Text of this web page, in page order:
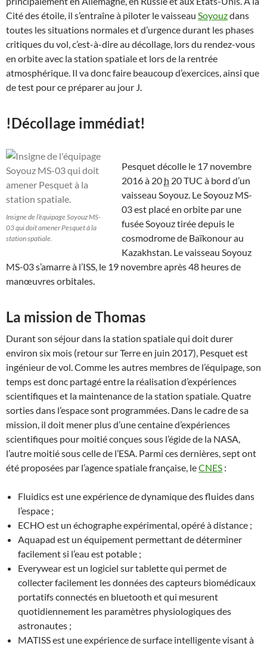
Cité des étoile, il s’entraîne à piloter le vaisseau Soyouzdans
toutes les situations normales et d’urgence durant les phases
critiques du vol, c’est-à-dire au décollage, lors du rendez-vous
en orbite avec la station spatiale et lors de la rentrée
atmosphérique. Il va donc faire beaucoup d’exercices, ainsi que
de test pour ce préparer au jour J.
!Décollage immédiat!
Insigne de l’équipage Soyouz MS-
03 qui doit amener Pesquet à la
station spatiale.
Pesquet décolle le 17 novembre
2016 à 20 h 20TUC à bord d’un
vaisseau Soyouz. Le Soyouz MS-
03 est placé en orbite par une
fusée Soyouz tirée depuis le
cosmodrome de Baïkonour au
Kazakhstan. Le vaisseau Soyouz
MS-03 s’amarre à l’ISS, le 19 novembre après48 heuresde
manœuvres orbitales.
La mission de Thomas
Durant son séjour dans la station spatiale qui doit durer
environ six mois (retour sur Terre en juin 2017), Pesquet est
ingénieur de vol. Comme les autres membres de l’équipage, son
temps est donc partagé entre la réalisation d’expériences
scientifiques et la maintenance de la station spatiale. Quatre
sorties dans l’espace sont programmées. Dans le cadre de sa
mission, il doit mener plus d’une centaine d’expériences
scientifiques pour moitié conçues sous l’égide de la NASA,
l’autre moitié sous celle de l’ESA. Parmi ces dernières, sept ont
été proposées par l’agence spatiale française, leCNES :
Fluidics est une expérience de dynamique des fluides dans
l’espace ;
ECHO est un échographe expérimental, opéré à distance ;
Aquapad est un équipement permettant de déterminer
facilement si l’eau est potable ;
Everywear est un logiciel sur tablette qui permet de
collecter facilement les données des capteurs biomédicaux
portatifs connectés en bluetooth et qui mesurent
quotidiennement les paramètres physiologiques des
astronautes ;
MATISS est une expérience de surface intelligente visant à